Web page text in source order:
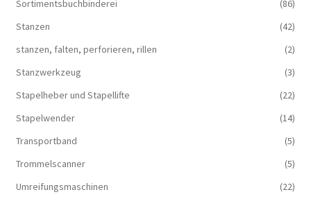
Sortimentsbuchbinderei
(86)
Stanzen
(42)
stanzen, falten, perforieren, rillen
(2)
Stanzwerkzeug
(3)
Stapelheber und Stapellifte
(22)
Stapelwender
(14)
Transportband
(5)
Trommelscanner
(5)
Umreifungsmaschinen
(22)